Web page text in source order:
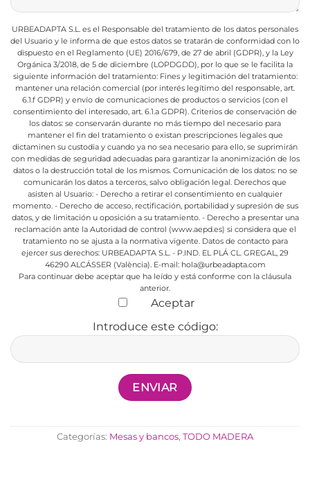
URBEADAPTA S.L. es el Responsable del tratamiento de los datos personales
del Usuario y le informa de que estos datos se tratarán de conformidad con lo
dispuesto en el Reglamento (UE) 2016/679, de 27 de abril (GDPR), y la Ley
Orgánica 3/2018, de 5 de diciembre (LOPDGDD), por lo que se le facilita la
siguiente información del tratamiento:Fines y legitimación del tratamiento:
mantener una relación comercial (por interés legítimo del responsable, art.
6.1.f GDPR) y envío de comunicaciones de productos o servicios (con el
consentimiento del interesado, art. 6.1.a GDPR). Criterios de conservación de
los datos: se conservarán durante no más tiempo del necesario para
mantener el fin del tratamiento o existan prescripciones legales que
dictaminen su custodia y cuando ya no sea necesario para ello, se suprimirán
con medidas de seguridad adecuadas para garantizar la anonimización de los
datos o la destrucción total de los mismos. Comunicación de los datos: no se
comunicarán los datos a terceros, salvo obligación legal. Derechos que
asisten al Usuario: - Derecho a retirar el consentimiento en cualquier
momento. - Derecho de acceso, rectificación, portabilidad y supresión de sus
datos, y de limitación u oposición a su tratamiento. - Derecho a presentar una
reclamación ante la Autoridad de control (www.aepd.es) si considera que el
tratamiento no se ajusta a la normativa vigente. Datos de contacto para
ejercer sus derechos: URBEADAPTA S.L. - P.IND. EL PLÁ CL. GREGAL, 29
46290 ALCÁSSER (València). E-mail: hola@urbeadapta.com
Para continuar debe aceptar que ha leído y está conforme con la cláusula
anterior.
Aceptar
Introduce este código:
Categorías: Mesas y bancos, TODO MADERA